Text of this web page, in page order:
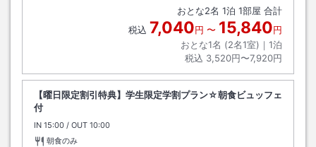
おとな2名 1泊 1部屋 合計
税込 7,040円 〜 15,840円
おとな1名 (2名1室)｜ 1泊
税込 3,520円〜7,920円
【曜日限定割引特典】学生限定学割プラン☆朝食ビュッフェ
付
IN チェックイン
15:00 / OUT チェックアウト
10:00
朝食のみ